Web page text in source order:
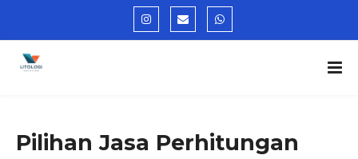
Pilihan Jasa Perhitungan